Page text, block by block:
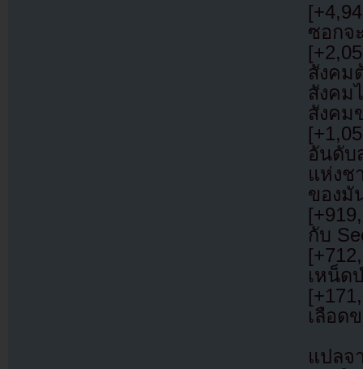
ซอกจ
สังคม
สังคม
สังคม
อันดับ
แห่งช
ของมั
กับ
เหน็ด
เลือด
แปล